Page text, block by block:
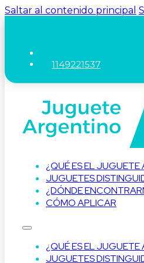
Saltar al contenido principal
1149221537
¿QUÉ ES EL JUGUETE
JUGUETES
¿DÓNDE
CÓMO APLICAR
¿QUÉ ES EL JUGUETE
JUGUETES